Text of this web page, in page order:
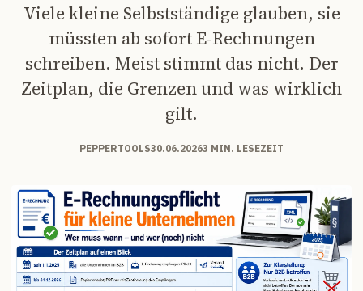
Viele kleine Selbstständige glauben, sie
müssten ab sofort E-Rechnungen
schreiben. Meist stimmt das nicht. Der
Zeitplan, die Grenzen und was wirklich
gilt.
PEPPERTOOLS30.06.20263 MIN. LESEZEIT